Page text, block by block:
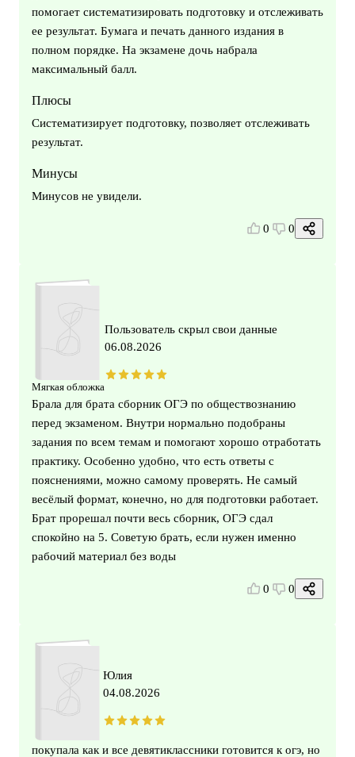
помогает систематизировать подготовку и отслеживать
ее результат. Бумага и печать данного издания в
полном порядке. На экзамене дочь набрала
максимальный балл.
Плюсы
Систематизирует подготовку, позволяет отслеживать
результат.
Минусы
Минусов не увидели.
0 0
Мягкая обложка
Пользователь скрыл свои данные
06.08.2026
Брала для брата сборник ОГЭ по обществознанию
перед экзаменом. Внутри нормально подобраны
задания по всем темам и помогают хорошо отработать
практику. Особенно удобно, что есть ответы с
пояснениями, можно самому проверять. Не самый
весёлый формат, конечно, но для подготовки работает.
Брат прорешал почти весь сборник, ОГЭ сдал
спокойно на 5. Советую брать, если нужен именно
рабочий материал без воды
0 0
Юлия
04.08.2026
покупала как и все девятиклассники готовится к огэ, но